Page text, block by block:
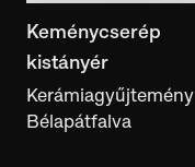
gyűjtemény
Anyag
anyag
Technika
Keménycserép
kistányér
Kerámiagyűjtemény
Bélapátfalva